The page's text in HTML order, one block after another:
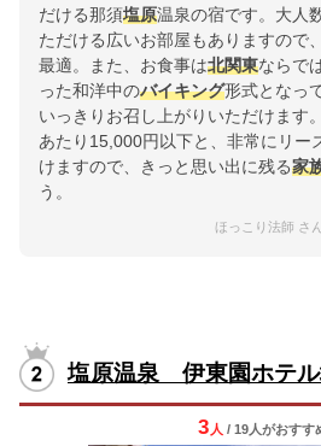
だける那須塩原温泉の宿です。大人
ただける広いお部屋もありますので
最適。また、お食事は北関東ならで
った和洋中のバイキング形式となっ
いっきりお召し上がりいただけます
あたり15,000円以下と、非常にリー
けますので、きっと思い出に残る家
う。
ほっこり法師 さ
塩原温泉 伊東園ホテ
3 人 / 19人がおすす